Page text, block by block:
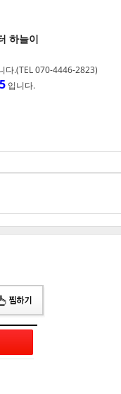
하늘이
다.(TEL 070-4446-2823)
입니다.